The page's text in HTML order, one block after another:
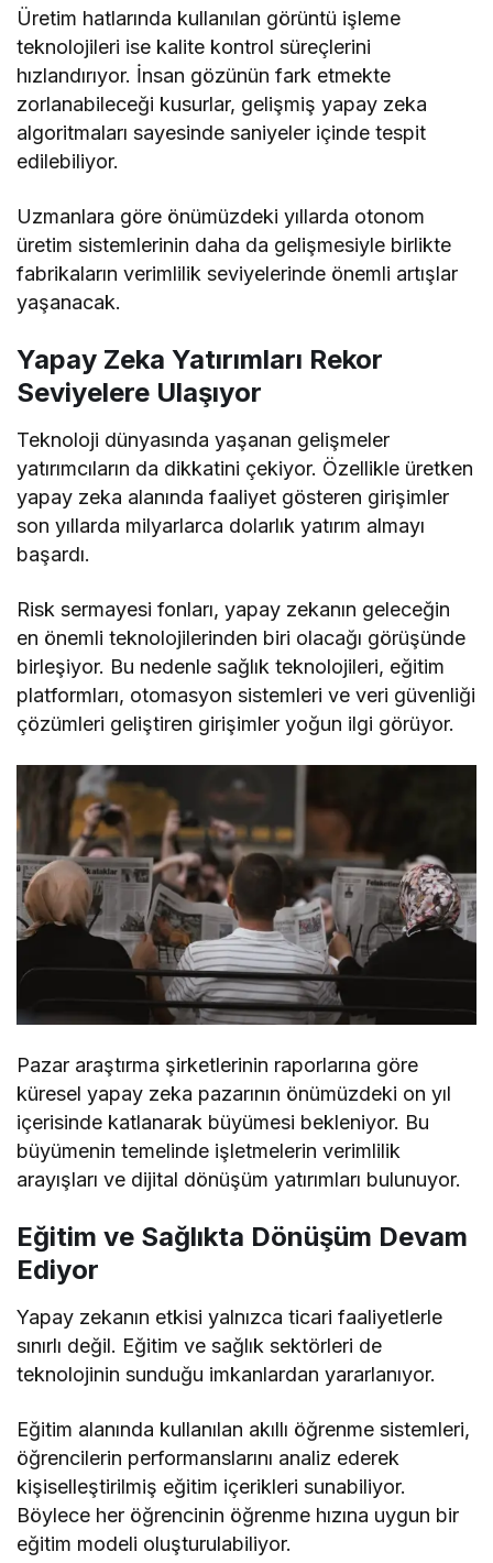
Üretim hatlarında kullanılan görüntü işleme
teknolojileri ise kalite kontrol süreçlerini
hızlandırıyor. İnsan gözünün fark etmekte
zorlanabileceği kusurlar, gelişmiş yapay zeka
algoritmaları sayesinde saniyeler içinde tespit
edilebiliyor.
Uzmanlara göre önümüzdeki yıllarda otonom
üretim sistemlerinin daha da gelişmesiyle birlikte
fabrikaların verimlilik seviyelerinde önemli artışlar
yaşanacak.
Yapay Zeka Yatırımları Rekor
Seviyelere Ulaşıyor
Teknoloji dünyasında yaşanan gelişmeler
yatırımcıların da dikkatini çekiyor. Özellikle üretken
yapay zeka alanında faaliyet gösteren girişimler
son yıllarda milyarlarca dolarlık yatırım almayı
başardı.
Risk sermayesi fonları, yapay zekanın geleceğin
en önemli teknolojilerinden biri olacağı görüşünde
birleşiyor. Bu nedenle sağlık teknolojileri, eğitim
platformları, otomasyon sistemleri ve veri güvenliği
çözümleri geliştiren girişimler yoğun ilgi görüyor.
Pazar araştırma şirketlerinin raporlarına göre
küresel yapay zeka pazarının önümüzdeki on yıl
içerisinde katlanarak büyümesi bekleniyor. Bu
büyümenin temelinde işletmelerin verimlilik
arayışları ve dijital dönüşüm yatırımları bulunuyor.
Eğitim ve Sağlıkta Dönüşüm Devam
Ediyor
Yapay zekanın etkisi yalnızca ticari faaliyetlerle
sınırlı değil. Eğitim ve sağlık sektörleri de
teknolojinin sunduğu imkanlardan yararlanıyor.
Eğitim alanında kullanılan akıllı öğrenme sistemleri,
öğrencilerin performanslarını analiz ederek
kişiselleştirilmiş eğitim içerikleri sunabiliyor.
Böylece her öğrencinin öğrenme hızına uygun bir
eğitim modeli oluşturulabiliyor.